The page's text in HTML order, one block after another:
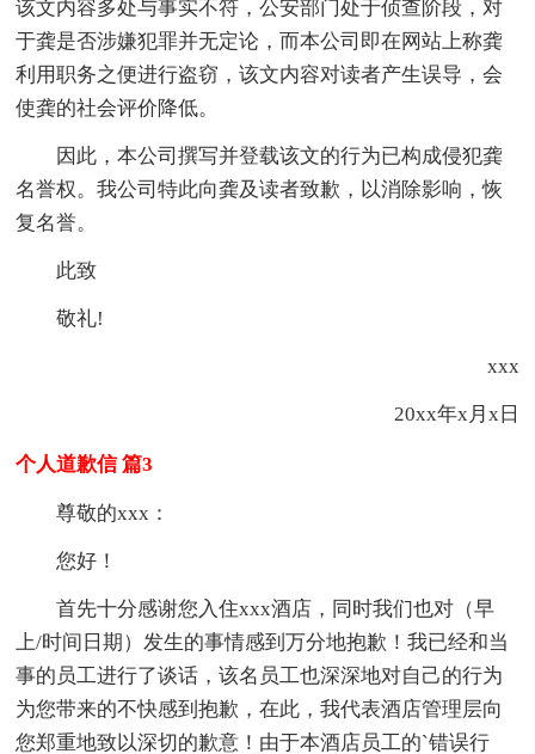
该文内容多处与事实不符，公安部门处于侦查阶段，对
于龚是否涉嫌犯罪并无定论，而本公司即在网站上称龚
利用职务之便进行盗窃，该文内容对读者产生误导，会
使龚的社会评价降低。
因此，本公司撰写并登载该文的行为已构成侵犯龚
名誉权。我公司特此向龚及读者致歉，以消除影响，恢
复名誉。
此致
敬礼!
xxx
20xx年x月x日
个人道歉信 篇3
尊敬的xxx：
您好！
首先十分感谢您入住xxx酒店，同时我们也对（早
上/时间日期）发生的事情感到万分地抱歉！我已经和当
事的员工进行了谈话，该名员工也深深地对自己的行为
为您带来的不快感到抱歉，在此，我代表酒店管理层向
您郑重地致以深切的歉意！由于本酒店员工的`错误行